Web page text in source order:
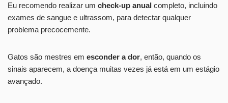
Eu recomendo realizar um check-up anual completo, incluindo
exames de sangue e ultrassom, para detectar qualquer
problema precocemente.
Gatos são mestres em esconder a dor, então, quando os
sinais aparecem, a doença muitas vezes já está em um estágio
avançado.